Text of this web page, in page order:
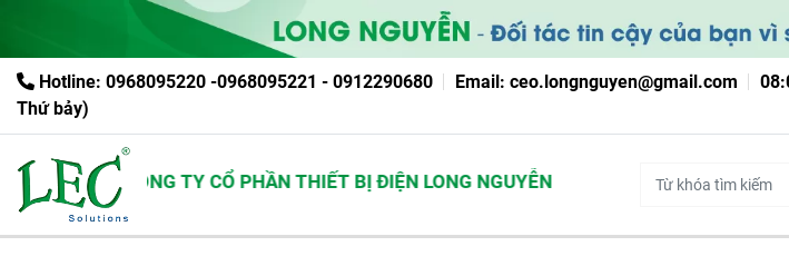
Hotline: 0968095220 -0968095221 - 0912290680 Email: ceo.longnguyen@gmail.com
Thứ bảy)
CÔNG TY CỔ PHẦN THIẾT BỊ ĐIỆN LONG NGUYỄN